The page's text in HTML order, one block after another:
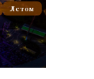
Летом